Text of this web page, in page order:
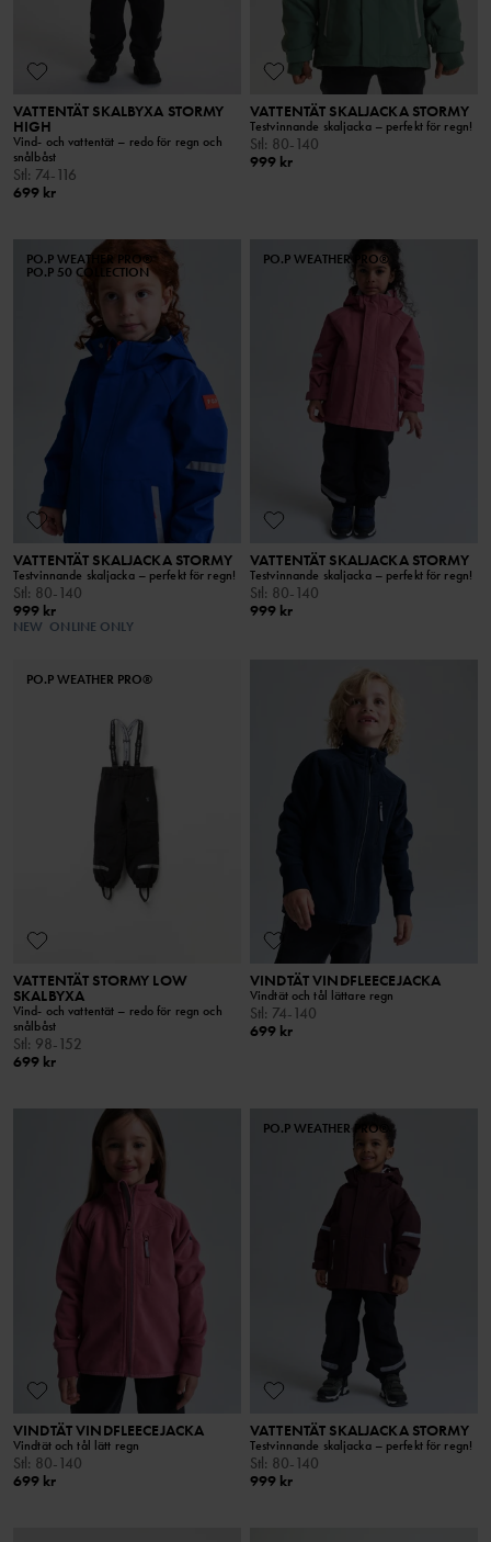
VATTENTÄT SKALBYXA STORMY
HIGH
Vind- och vattentät – redo för regn och
snålbåst
Stl: 74-116
699 kr
VATTENTÄT SKALJACKA STORMY
Testvinnande skaljacka – perfekt för regn!
Stl: 80-140
999 kr
PO.P WEATHER PRO®
PO.P 50 COLLECTION
VATTENTÄT SKALJACKA STORMY
Testvinnande skaljacka – perfekt för regn!
Stl: 80-140
999 kr
NEW ONLINE ONLY
PO.P WEATHER PRO®
VATTENTÄT SKALJACKA STORMY
Testvinnande skaljacka – perfekt för regn!
Stl: 80-140
999 kr
PO.P WEATHER PRO®
VATTENTÄT STORMY LOW
SKALBYXA
Vind- och vattentät – redo för regn och
snålbåst
Stl : 98-152
699 kr
VINDTÄT VINDFLEECEJACKA
Vindtät och tål lättare regn
Stl : 74-140
699 kr
VINDTÄT VINDFLEECEJACKA
Vindtät och tål lätt regn
Stl: 80-140
699 kr
PO.P WEATHER PRO®
VATTENTÄT SKALJACKA STORMY
Testvinnande skaljacka – perfekt för regn!
Stl: 80-140
999 kr